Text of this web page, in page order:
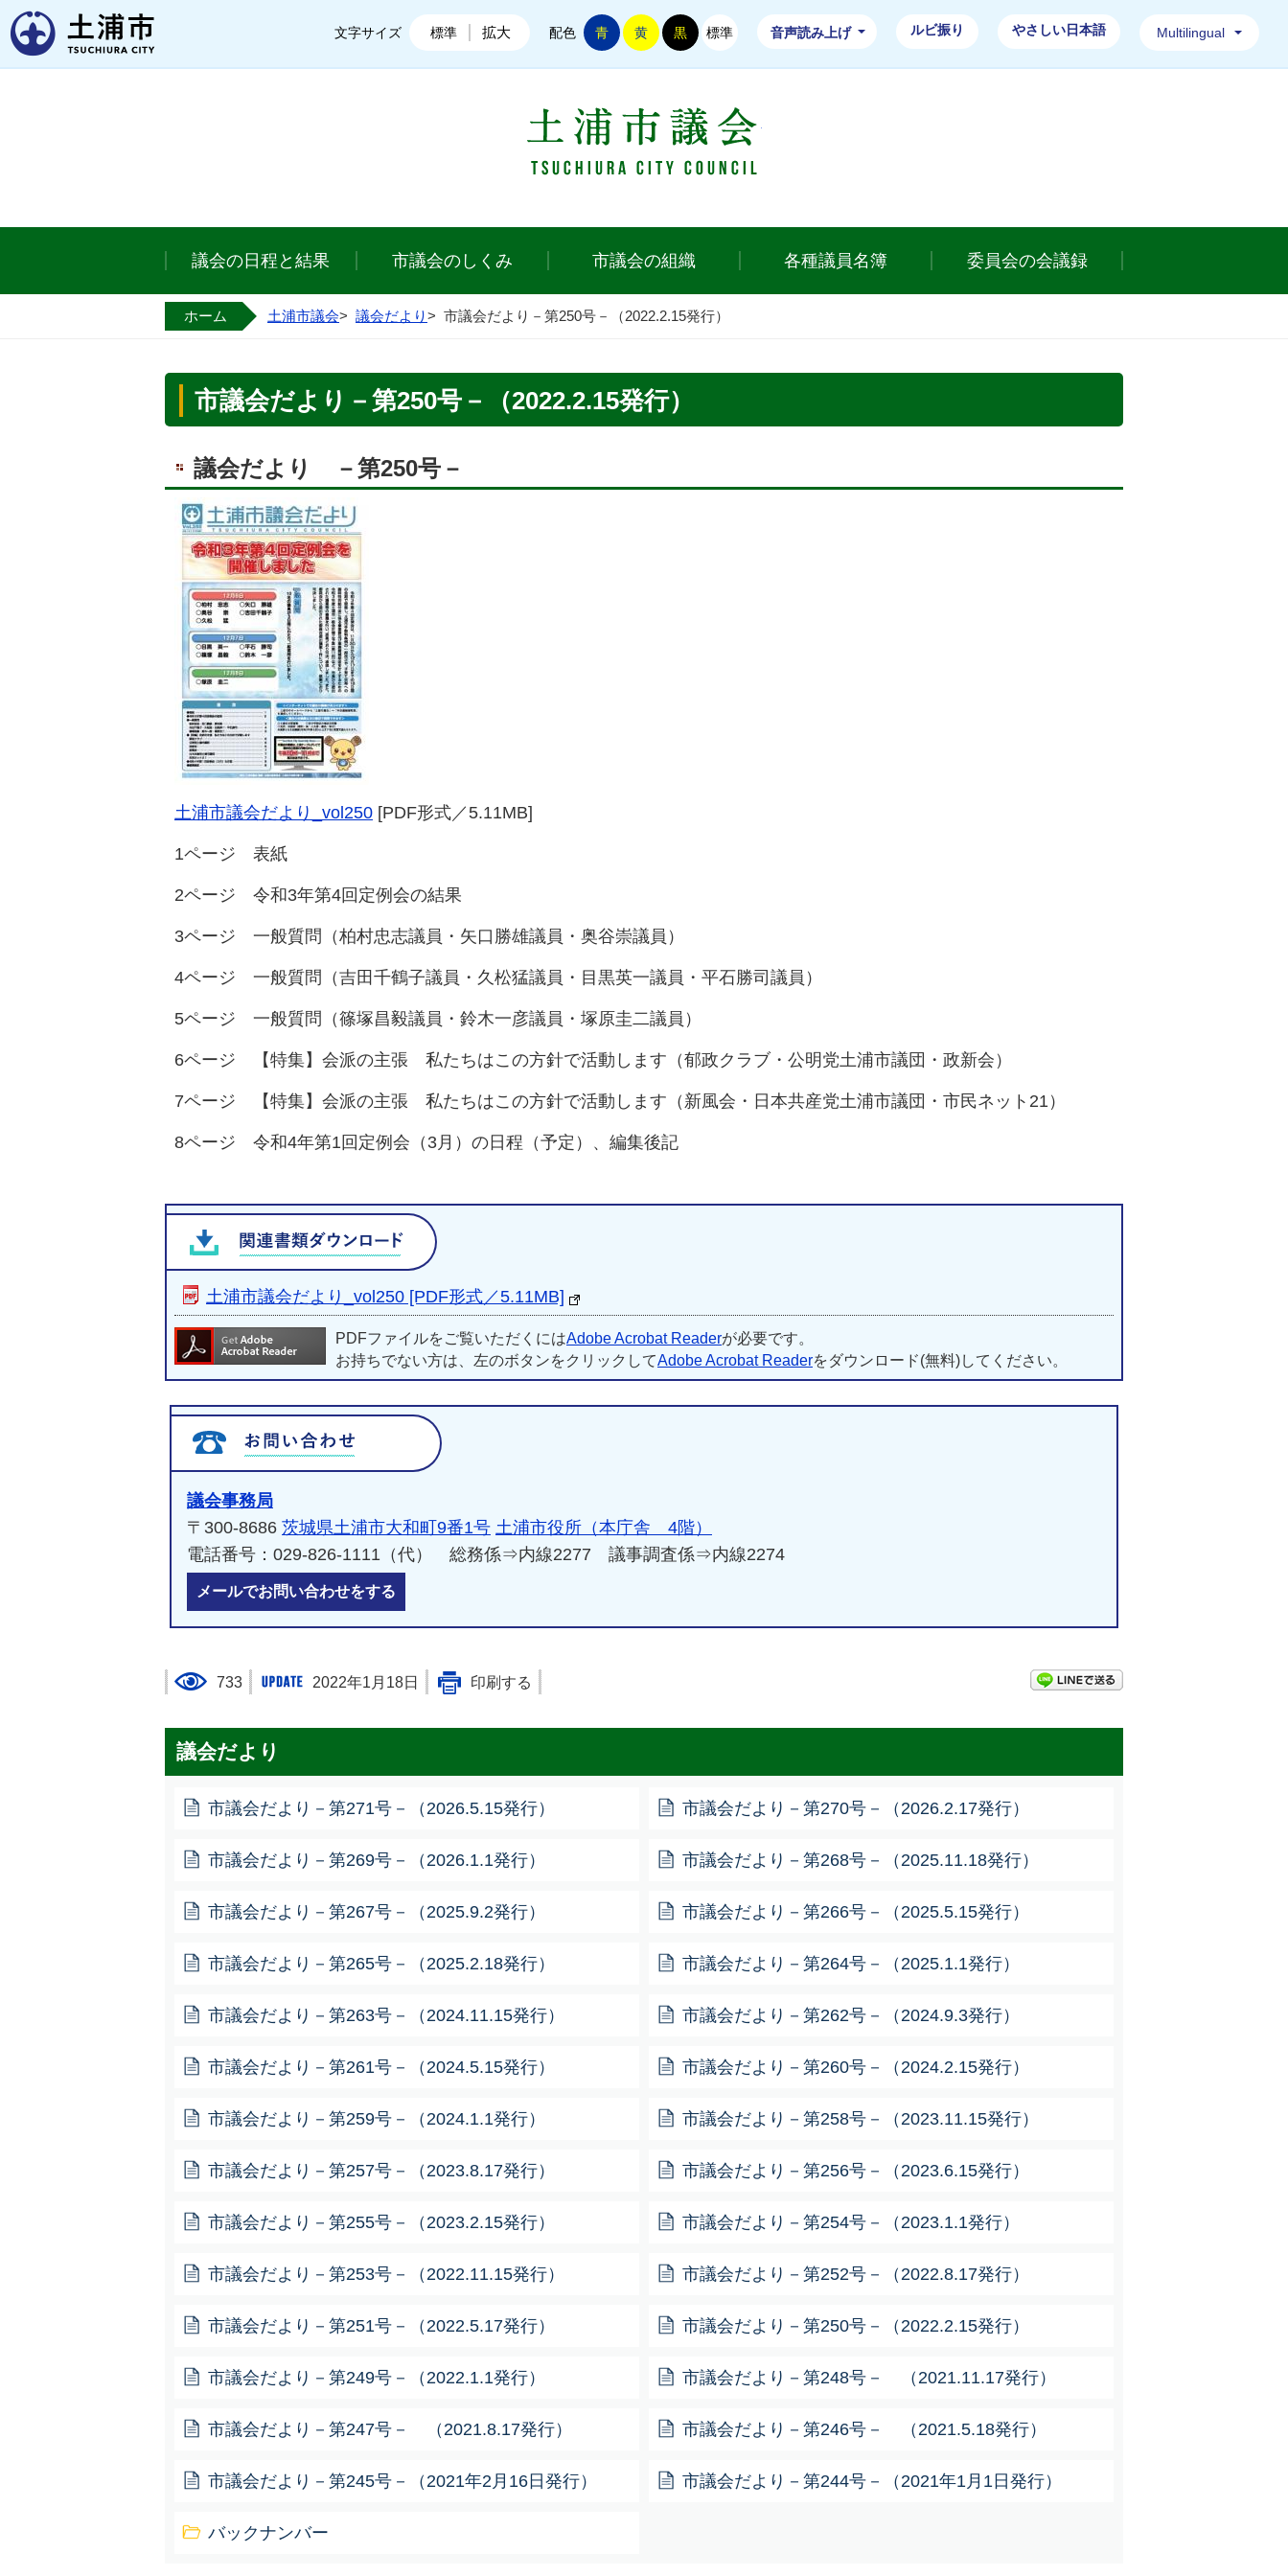
文字サイズ 標準 拡大 配色 青 黄 黒 標準 音声読み上げ ルビ振り やさしい日本語 Multilingual
議会の日程と結果 市議会のしくみ 市議会の組織 各種議員名簿 委員会の会議録
ホーム 土浦市議会> 議会だより> 市議会だより－第250号－（2022.2.15発行）
市議会だより－第250号－（2022.2.15発行）
議会だより －第250号－
土浦市議会だより_vol250 [PDF形式／5.11MB]
1ページ 表紙
2ページ 令和3年第4回定例会の結果
3ページ 一般質問（柏村忠志議員・矢口勝雄議員・奥谷崇議員）
4ページ 一般質問（吉田千鶴子議員・久松猛議員・目黒英一議員・平石勝司議員）
5ページ 一般質問（篠塚昌毅議員・鈴木一彦議員・塚原圭二議員）
6ページ 【特集】会派の主張 私たちはこの方針で活動します（郁政クラブ・公明党土浦市議団・政新会）
7ページ 【特集】会派の主張 私たちはこの方針で活動します（新風会・日本共産党土浦市議団・市民ネット21）
8ページ 令和4年第1回定例会（3月）の日程（予定）、編集後記
関連ファイルダウンロード
土浦市議会だより_vol250 [PDF形式／5.11MB]
PDFファイルをご覧いただくにはAdobe Acrobat Readerが必要です。
お持ちでない方は、左のボタンをクリックしてAdobe Acrobat Readerをダウンロード(無料)してください。
問い合わせ先
議会事務局
〒300-8686 茨城県土浦市大和町9番1号 土浦市役所（本庁舎 4階）
電話番号：029-826-1111（代） 総務係⇒内線2277 議事調査係⇒内線2274
メールでお問い合わせをする
733 2022年1月18日 印刷する
議会だより
市議会だより－第271号－（2026.5.15発行） 市議会だより－第270号－（2026.2.17発行）
市議会だより－第269号－（2026.1.1発行） 市議会だより－第268号－（2025.11.18発行）
市議会だより－第267号－（2025.9.2発行） 市議会だより－第266号－（2025.5.15発行）
市議会だより－第265号－（2025.2.18発行） 市議会だより－第264号－（2025.1.1発行）
市議会だより－第263号－（2024.11.15発行） 市議会だより－第262号－（2024.9.3発行）
市議会だより－第261号－（2024.5.15発行） 市議会だより－第260号－（2024.2.15発行）
市議会だより－第259号－（2024.1.1発行） 市議会だより－第258号－（2023.11.15発行）
市議会だより－第257号－（2023.8.17発行） 市議会だより－第256号－（2023.6.15発行）
市議会だより－第255号－（2023.2.15発行） 市議会だより－第254号－（2023.1.1発行）
市議会だより－第253号－（2022.11.15発行） 市議会だより－第252号－（2022.8.17発行）
市議会だより－第251号－（2022.5.17発行） 市議会だより－第250号－（2022.2.15発行）
市議会だより－第249号－（2022.1.1発行） 市議会だより－第248号－ （2021.11.17発行）
市議会だより－第247号－ （2021.8.17発行） 市議会だより－第246号－ （2021.5.18発行）
市議会だより－第245号－（2021年2月16日発行） 市議会だより－第244号－（2021年1月1日発行）
バックナンバー